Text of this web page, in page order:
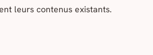
leurs contenus existants.